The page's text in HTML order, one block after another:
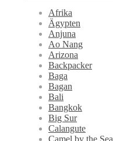
Afrika
Ägypten
Anjuna
Ao Nang
Arizona
Backpacker
Baga
Bagan
Bali
Bangkok
Big Sur
Calangute
Camel by the Sea